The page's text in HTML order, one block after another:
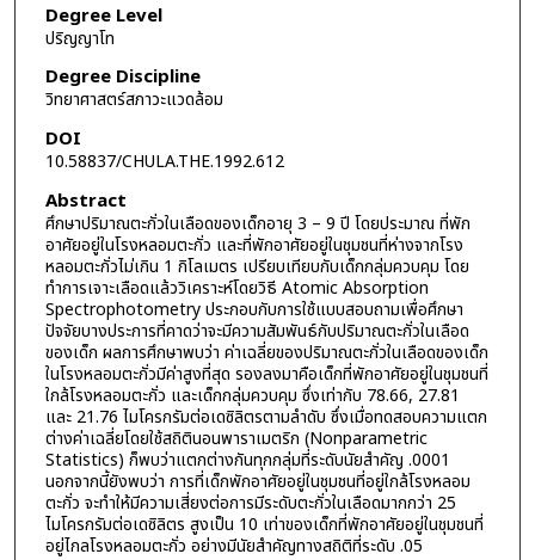
Degree Level
ปริญญาโท
Degree Discipline
วิทยาศาสตร์สภาวะแวดล้อม
DOI
10.58837/CHULA.THE.1992.612
Abstract
ศึกษาปริมาณตะกั่วในเลือดของเด็กอายุ 3 – 9 ปี โดยประมาณ ที่พัก
อาศัยอยู่ในโรงหลอมตะกั่ว และที่พักอาศัยอยู่ในชุมชนที่ห่างจากโรง
หลอมตะกั่วไม่เกิน 1 กิโลเมตร เปรียบเทียบกับเด็กกลุ่มควบคุม โดย
ทำการเจาะเลือดแล้ววิเคราะห์โดยวิธี Atomic Absorption
Spectrophotometry ประกอบกับการใช้แบบสอบถามเพื่อศึกษา
ปัจจัยบางประการที่คาดว่าจะมีความสัมพันธ์กับปริมาณตะกั่วในเลือด
ของเด็ก ผลการศึกษาพบว่า ค่าเฉลี่ยของปริมาณตะกั่วในเลือดของเด็ก
ในโรงหลอมตะกั่วมีค่าสูงที่สุด รองลงมาคือเด็กที่พักอาศัยอยู่ในชุมชนที่
ใกล้โรงหลอมตะกั่ว และเด็กกลุ่มควบคุม ซึ่งเท่ากับ 78.66, 27.81
และ 21.76 ไมโครกรัมต่อเดซิลิตรตามลำดับ ซึ่งเมื่อทดสอบความแตก
ต่างค่าเฉลี่ยโดยใช้สถิตินอนพาราเมตริก (Nonparametric
Statistics) ก็พบว่าแตกต่างกันทุกกลุ่มที่ระดับนัยสำคัญ .0001
นอกจากนี้ยังพบว่า การที่เด็กพักอาศัยอยู่ในชุมชนที่อยู่ใกล้โรงหลอม
ตะกั่ว จะทำให้มีความเสี่ยงต่อการมีระดับตะกั่วในเลือดมากกว่า 25
ไมโครกรัมต่อเดซิลิตร สูงเป็น 10 เท่าของเด็กที่พักอาศัยอยู่ในชุมชนที่
อยู่ไกลโรงหลอมตะกั่ว อย่างมีนัยสำคัญทางสถิติที่ระดับ .05